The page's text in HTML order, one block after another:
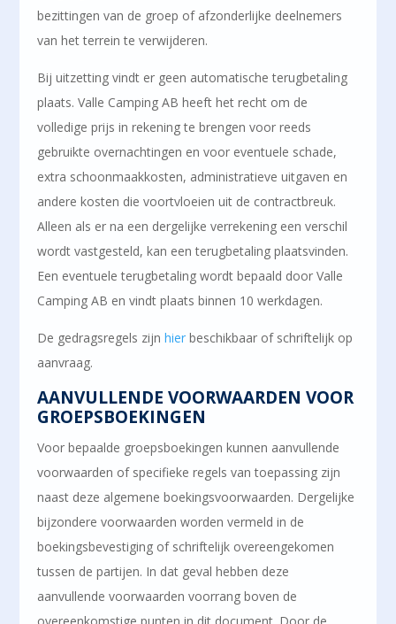
bezittingen van de groep of afzonderlijke deelnemers
van het terrein te verwijderen.
Bij uitzetting vindt er geen automatische terugbetaling
plaats. Valle Camping AB heeft het recht om de
volledige prijs in rekening te brengen voor reeds
gebruikte overnachtingen en voor eventuele schade,
extra schoonmaakkosten, administratieve uitgaven en
andere kosten die voortvloeien uit de contractbreuk.
Alleen als er na een dergelijke verrekening een verschil
wordt vastgesteld, kan een terugbetaling plaatsvinden.
Een eventuele terugbetaling wordt bepaald door Valle
Camping AB en vindt plaats binnen 10 werkdagen.
De gedragsregels zijnhierbeschikbaar of schriftelijk op
aanvraag.
AANVULLENDE VOORWAARDEN VOOR
GROEPSBOEKINGEN
Voor bepaalde groepsboekingen kunnen aanvullende
voorwaarden of specifieke regels van toepassing zijn
naast deze algemene boekingsvoorwaarden. Dergelijke
bijzondere voorwaarden worden vermeld in de
boekingsbevestiging of schriftelijk overeengekomen
tussen de partijen. In dat geval hebben deze
aanvullende voorwaarden voorrang boven de